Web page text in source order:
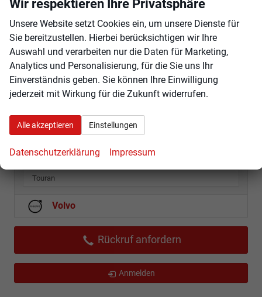
T-Roc
T7 California
T7 Multivan
T7 Transporter Kastenwagen
Tayron
Touran
Volvo
Rückruf anfordern
Anmelden
Wir respektieren Ihre Privatsphäre
Unsere Website setzt Cookies ein, um unsere Dienste für
Sie bereitzustellen. Hierbei berücksichtigen wir Ihre
Auswahl und verarbeiten nur die Daten für Marketing,
Analytics und Personalisierung, für die Sie uns Ihr
Einverständnis geben. Sie können Ihre Einwilligung
jederzeit mit Wirkung für die Zukunft widerrufen.
Alle akzeptieren Einstellungen
Datenschutzerklärung Impressum